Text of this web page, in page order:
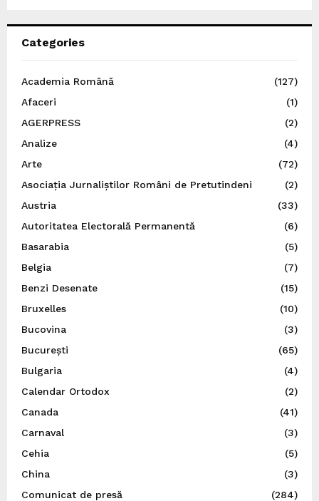
Categories
Academia Română
(127)
Afaceri
(1)
AGERPRESS
(2)
Analize
(4)
Arte
(72)
Asociația Jurnaliștilor Români de Pretutindeni
(2)
Austria
(33)
Autoritatea Electorală Permanentă
(6)
Basarabia
(5)
Belgia
(7)
Benzi Desenate
(15)
Bruxelles
(10)
Bucovina
(3)
București
(65)
Bulgaria
(4)
Calendar Ortodox
(2)
Canada
(41)
Carnaval
(3)
Cehia
(5)
China
(3)
Comunicat de presă
(284)